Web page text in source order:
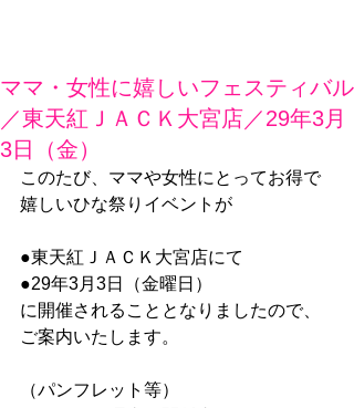
ママ・女性に嬉しいフェスティバル
／東天紅ＪＡＣＫ大宮店／29年3月
3日（金）
このたび、ママや女性にとってお得で
嬉しいひな祭りイベントが
●東天紅ＪＡＣＫ大宮店にて
●29年3月3日（金曜日）
に開催されることとなりましたので、
ご案内いたします。
（パンフレット等）